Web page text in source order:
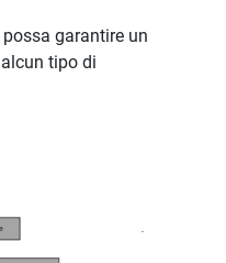
garantire un
tipo di